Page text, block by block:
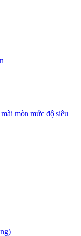
mòn mức độ siêu